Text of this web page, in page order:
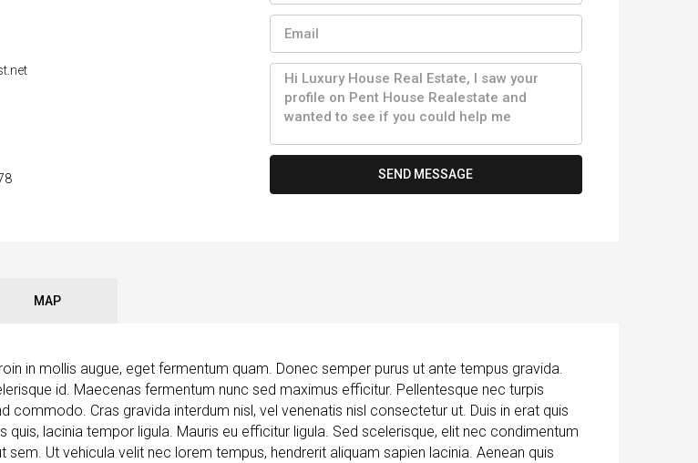
SEND MESSAGE
MAP
in mollis augue, eget fermentum quam. Donec semper purus ut ante tempus gravida.
id. Maecenas fermentum nunc sed maximus efficitur. Pellentesque nec turpis
Cras gravida interdum nisl, vel venenatis nisl consectetur ut. Duis in erat quis
lacinia tempor ligula. Mauris eu efficitur ligula. Sed scelerisque, elit nec condimentum
Ut vehicula velit nec lorem tempus, hendrerit aliquam sapien lacinia. Aenean quis